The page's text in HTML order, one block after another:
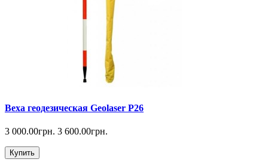
Веха геодезическая Geolaser P26
3 000.00грн. 3 600.00грн.
Купить